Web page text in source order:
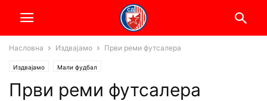
Насловна Издвајамо Први реми футсалера
Издвајамо Мали фудбал
Први реми футсалера